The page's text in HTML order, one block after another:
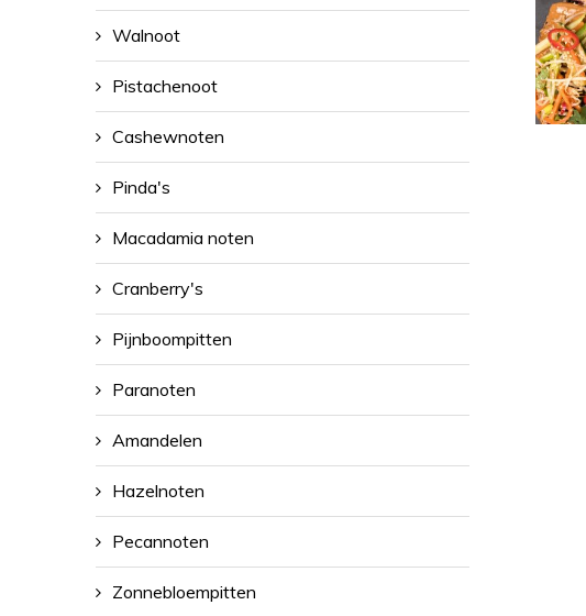
Walnoot
Pistachenoot
Cashewnoten
Pinda's
Macadamia noten
Cranberry's
Pijnboompitten
Paranoten
Amandelen
Hazelnoten
Pecannoten
Zonnebloempitten